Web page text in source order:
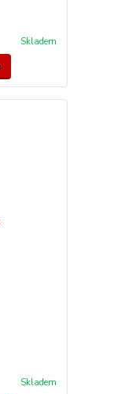
Skladem
Skladem